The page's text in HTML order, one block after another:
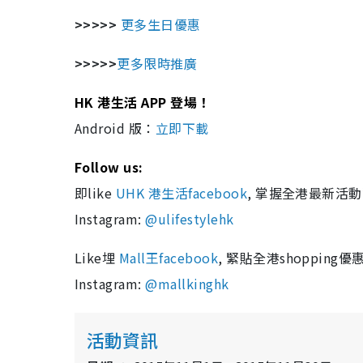
>>>>> 更多生日優惠
>>>>>更多限時推廣
HK 港生活 APP 登場！
Android 版： 立即下載
Follow us:
即like UHK 港生活facebook, 掌握全港最新活
Instagram:@ulifestylehk
Like埋 Mall王facebook, 緊貼全港shopping優
Instagram:@mallkinghk
活動資訊